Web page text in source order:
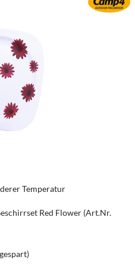
Temperatur
Red Flower (Art.Nr.